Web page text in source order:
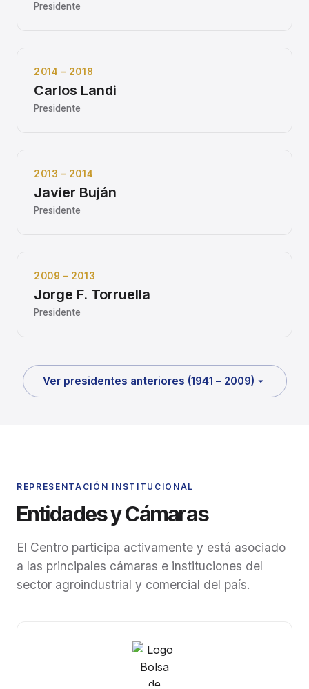
Presidente
2014 – 2018
Carlos Landi
Presidente
2013 – 2014
Javier Buján
Presidente
2009 – 2013
Jorge F. Torruella
Presidente
Ver presidentes anteriores (1941 – 2009)
REPRESENTACIÓN INSTITUCIONAL
Entidades y Cámaras
El Centro participa activamente y está asociado
a las principales cámaras e instituciones del
sector agroindustrial y comercial del país.